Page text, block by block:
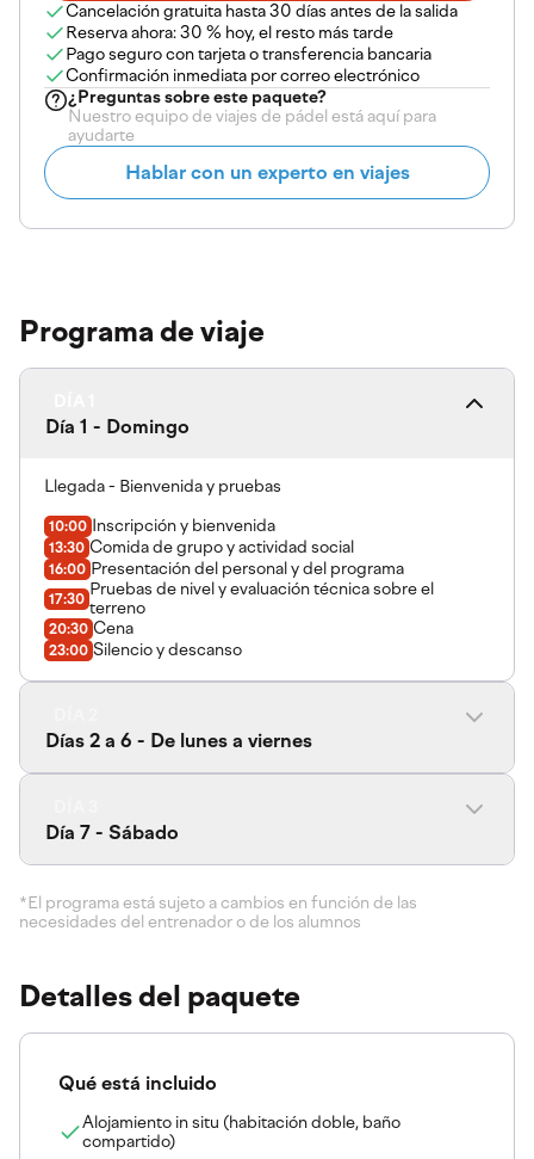
Cancelación gratuita hasta 30 días antes de la salida
Reserva ahora: 30 % hoy, el resto más tarde
Pago seguro con tarjeta o transferencia bancaria
Confirmación inmediata por correo electrónico
¿Preguntas sobreeste paquete?
Nuestro equipo de viajes de pádel está aquí para
ayudarte
Hablar con un experto en viajes
Programa de viaje
Día 1 - Domingo
Llegada - Bienvenida y pruebas
10:00 Inscripción y bienvenida
13:30 Comida de grupo y actividad social
16:00 Presentación del personal y del programa
17:30 Pruebas de nivel y evaluación técnica sobre el
terreno
20:30 Cena
23:00 Silencio y descanso
Días 2 a 6 - De lunes a viernes
Día 7 - Sábado
*El programa está sujeto a cambios en función de las
necesidades del entrenador o de los alumnos
Detalles del paquete
Qué está incluido
Alojamiento in situ (habitación doble, baño
compartido)